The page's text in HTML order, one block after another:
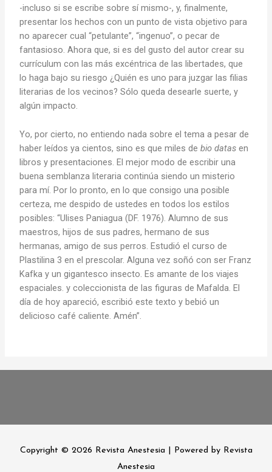
-incluso si se escribe sobre sí mismo-, y, finalmente,
presentar los hechos con un punto de vista objetivo para
no aparecer cual “petulante”, “ingenuo”, o pecar de
fantasioso. Ahora que, si es del gusto del autor crear su
currículum con las más excéntrica de las libertades, que
lo haga bajo su riesgo ¿Quién es uno para juzgar las filias
literarias de los vecinos? Sólo queda desearle suerte, y
algún impacto.
Yo, por cierto, no entiendo nada sobre el tema a pesar de
haber leídos ya cientos, sino es que miles debio datas en
libros y presentaciones. El mejor modo de escribir una
buena semblanza literaria continúa siendo un misterio
para mí. Por lo pronto, en lo que consigo una posible
certeza, me despido de ustedes en todos los estilos
posibles: “Ulises Paniagua (DF. 1976). Alumno de sus
maestros, hijos de sus padres, hermano de sus
hermanas, amigo de sus perros. Estudió el curso de
Plastilina 3 en el prescolar. Alguna vez soñó con ser Franz
Kafka y un gigantesco insecto. Es amante de los viajes
espaciales. y coleccionista de las figuras de Mafalda. El
día de hoy apareció, escribió este texto y bebió un
delicioso café caliente. Amén”.
Copyright © 2026 Revista Anestesia | Powered by Revista
Anestesia